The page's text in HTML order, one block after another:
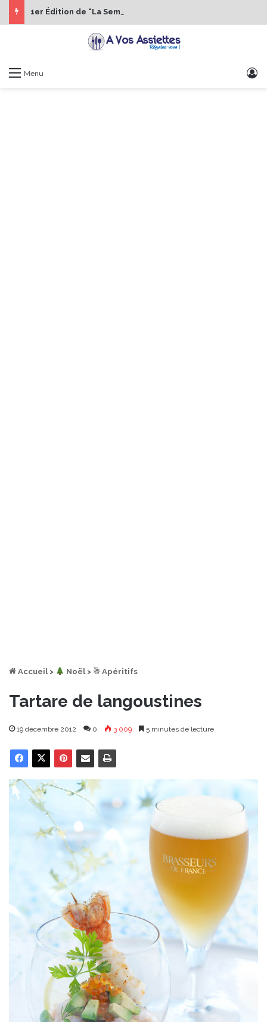
Menu
Accueil > ︎ Noël > ☃ Apéritifs
Tartare de langoustines
19 décembre 2012 0 3 009 5 minutes de lecture